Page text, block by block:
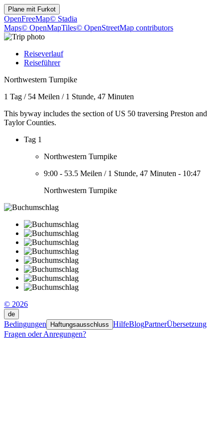
Plane mit Furkot
OpenFreeMap© Stadia
Maps© OpenMapTiles© OpenStreetMap contributors
Reiseverlauf
Reiseführer
Northwestern Turnpike
1 Tag / 54 Meilen / 1 Stunde, 47 Minuten
This byway includes the section of US 50 traversing Preston and
Taylor Counties.
Tag 1
Northwestern Turnpike
9:00 - 53.5 Meilen / 1 Stunde, 47 Minuten - 10:47
Northwestern Turnpike
© 2026
de
Bedingungen Haftungsausschluss HilfeBlogPartnerÜbersetzung
Fragen oder Anregungen?